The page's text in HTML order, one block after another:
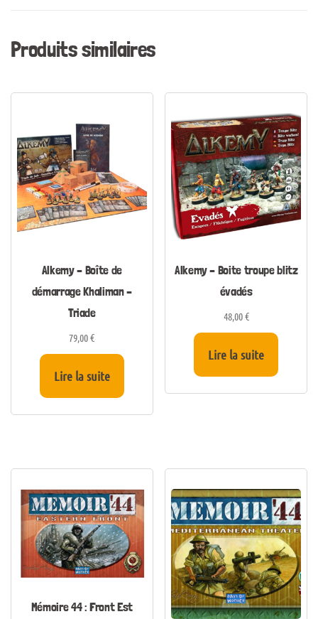
Produits similaires
Alkemy – Boîte de
démarrage Khaliman –
Triade
79,00€
Lire la suite
Alkemy – Boite troupe blitz
évadés
48,00€
Lire la suite
Mémoire 44 : Front Est